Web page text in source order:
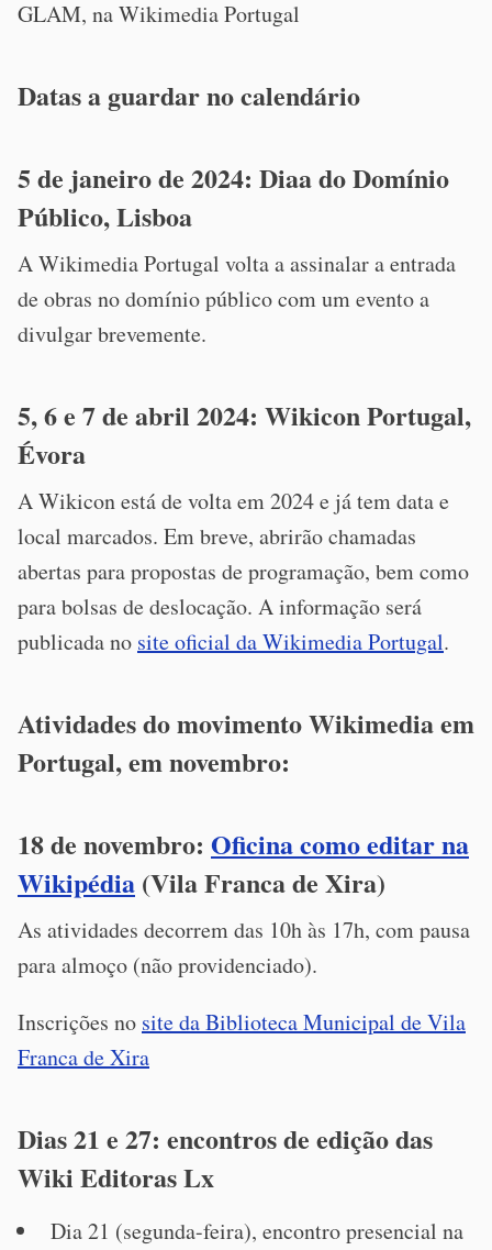
GLAM, na Wikimedia Portugal
Datas a guardar no calendário
5 de janeiro de 2024: Diaa do Domínio
Público, Lisboa
A Wikimedia Portugal volta a assinalar a entrada
de obras no domínio público com um evento a
divulgar brevemente.
5, 6 e 7 de abril 2024: Wikicon Portugal,
Évora
A Wikicon está de volta em 2024 e já tem data e
local marcados. Em breve, abrirão chamadas
abertas para propostas de programação, bem como
para bolsas de deslocação. A informação será
publicada no site oficial da Wikimedia Portugal.
Atividades do movimento Wikimedia em
Portugal, em novembro:
18 de novembro: Oficina como editar na
Wikipédia (Vila Franca de Xira)
As atividades decorrem das 10h às 17h, com pausa
para almoço (não providenciado).
Inscrições no site da Biblioteca Municipal de Vila
Franca de Xira
Dias 21 e 27: encontros de edição das
Wiki Editoras Lx
Dia 21 (segunda-feira), encontro presencial na